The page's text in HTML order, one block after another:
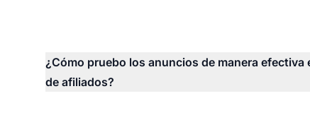
¿Cómo pruebo los anuncios de manera efectiva
de afiliados?